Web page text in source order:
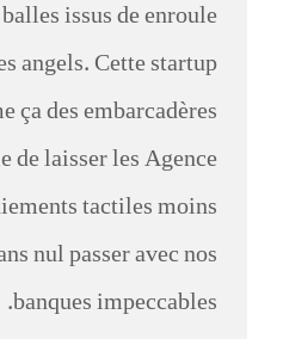
issus de enroule
angels. Cette startup
ça des embarcadères
de laisser les Agence
tactiles moins
nul passer avec nos
banques impeccables.